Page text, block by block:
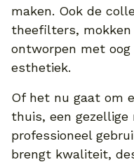
maken. Ook de
theefilters, mokken
ontworpen met
esthetiek.
Of het nu gaat om
thuis, een
professioneel
brengt kwaliteit,